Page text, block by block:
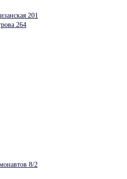
201
264
8/2